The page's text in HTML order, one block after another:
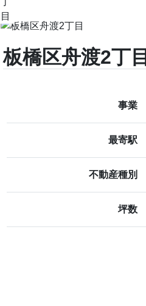
板橋区舟渡2丁目
事業
最寄駅
不動産種別
坪数